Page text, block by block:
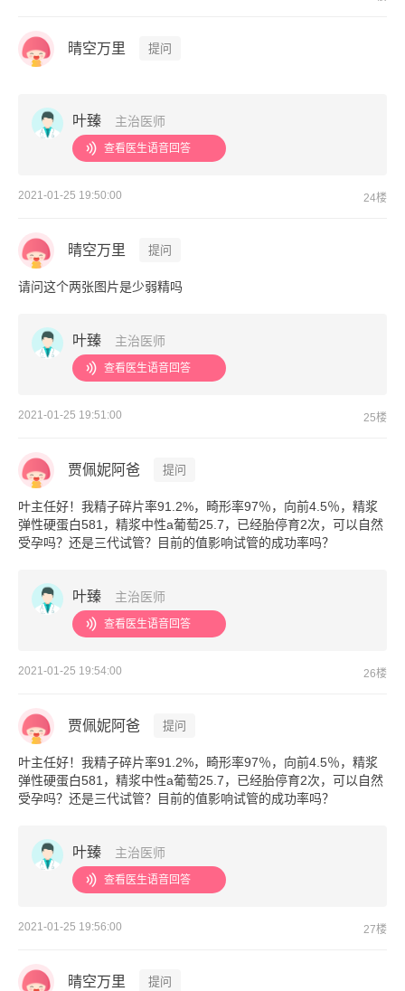
晴空万里 提问
叶臻 主治医师
查看医生语音回答
2021-01-25 19:50:00 24楼
晴空万里 提问
请问这个两张图片是少弱精吗
叶臻 主治医师
查看医生语音回答
2021-01-25 19:51:00 25楼
贾佩妮阿爸 提问
叶主任好！我精子碎片率91.2%，畸形率97％，向前4.5％，精浆
弹性硬蛋白581，精浆中性a葡萄25.7，已经胎停育2次，可以自然
受孕吗？还是三代试管？目前的值影响试管的成功率吗？
叶臻 主治医师
查看医生语音回答
2021-01-25 19:54:00 26楼
贾佩妮阿爸 提问
叶主任好！我精子碎片率91.2%，畸形率97％，向前4.5％，精浆
弹性硬蛋白581，精浆中性a葡萄25.7，已经胎停育2次，可以自然
受孕吗？还是三代试管？目前的值影响试管的成功率吗？
叶臻 主治医师
查看医生语音回答
2021-01-25 19:56:00 27楼
晴空万里 提问